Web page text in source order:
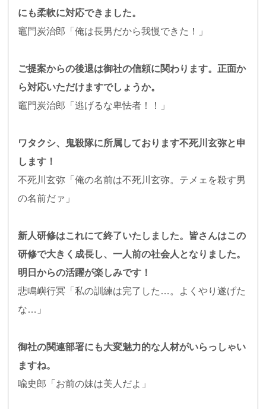
にも柔軟に対応できました。
竈門炭治郎「俺は長男だから我慢できた！」
ご提案からの後退は御社の信頼に関わります。正面か
ら対応いただけますでしょうか。
竈門炭治郎「逃げるな卑怯者！！」
ワタクシ、鬼殺隊に所属しております不死川玄弥と申
します！
不死川玄弥「俺の名前は不死川玄弥。テメェを殺す男
の名前だァ」
新人研修はこれにて終了いたしました。皆さんはこの
研修で大きく成長し、一人前の社会人となりました。
明日からの活躍が楽しみです！
悲鳴嶼行冥「私の訓練は完了した…。よくやり遂げた
な…」
御社の関連部署にも大変魅力的な人材がいらっしゃい
ますね。
喩史郎「お前の妹は美人だよ」